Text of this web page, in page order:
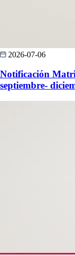
2026-07-06
Notificación
septiembre-